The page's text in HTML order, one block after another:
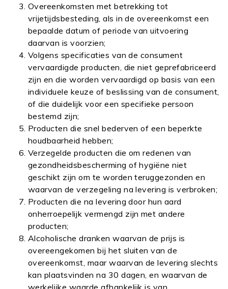
Overeenkomsten met betrekking tot
vrijetijdsbesteding, als in de overeenkomst een
bepaalde datum of periode van uitvoering
daarvan is voorzien;
Volgens specificaties van de consument
vervaardigde producten, die niet geprefabriceerd
zijn en die worden vervaardigd op basis van een
individuele keuze of beslissing van de consument,
of die duidelijk voor een specifieke persoon
bestemd zijn;
Producten die snel bederven of een beperkte
houdbaarheid hebben;
Verzegelde producten die om redenen van
gezondheidsbescherming of hygiëne niet
geschikt zijn om te worden teruggezonden en
waarvan de verzegeling na levering is verbroken;
Producten die na levering door hun aard
onherroepelijk vermengd zijn met andere
producten;
Alcoholische dranken waarvan de prijs is
overeengekomen bij het sluiten van de
overeenkomst, maar waarvan de levering slechts
kan plaatsvinden na 30 dagen, en waarvan de
werkelijke waarde afhankelijk is van